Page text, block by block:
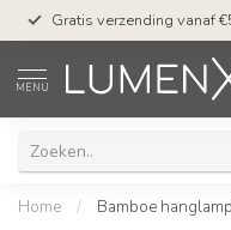
Gratis verzending vanaf
MENU
Home / Bamboe